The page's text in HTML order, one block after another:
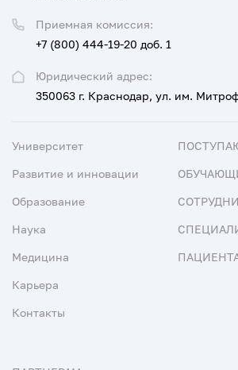
Юридический адрес:
350063 г. Краснодар, ул. им.
Приемная комиссия:
+7 (800) 444-19-20 доб. 1
Университет
Развитие и инновации
Образование
Наука
Медицина
Карьера
Контакты